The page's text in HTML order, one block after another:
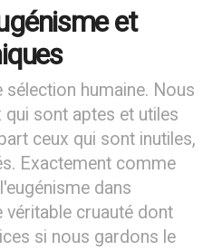
en particulier ?
travail consiste à créer des
leurs actions dans les
villes. Nous fournissons à
et le matériel nécessaires
les gens dans leur
le biais de diverses
des « LifeTALKS », dans
et
sélection humaine. Nous
sont aptes et utiles
ceux qui sont inutiles,
Exactement comme
dans
véritable cruauté dont
si nous gardons le